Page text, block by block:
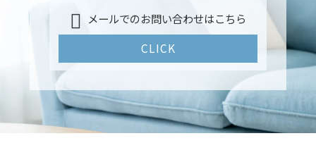
メールでのお問い合わせはこちら
CLICK